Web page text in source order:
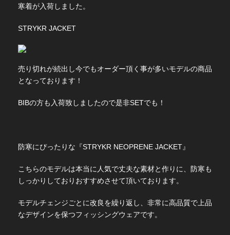
寒着が入荷しました。
STRYKR JACKET
売り切れが続出し今でもオーダー頂く事が多いモデルの商品
となっております！
BIBの方も入荷致しましたので是非SETでも！
防寒にぴったりな『STRYKR NEOPRENE JACKET』
こちらのモデルは本当に人気で丈夫な素材と作りに、防寒も
しっかりしておりおすすめさせて頂いております。
モデルチェンジごとに改良を繰り返し、非常に高品質で上品
なデザインを保つフィッシングウェアです。